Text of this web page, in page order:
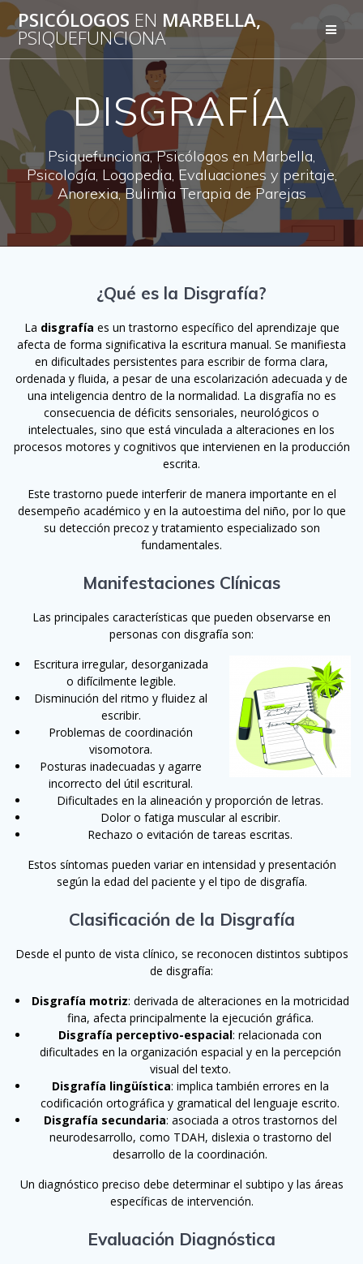
al
contenido
PSICÓLOGOS EN MARBELLA,
PSIQUEFUNCIONA
DISGRAFÍA
Psiquefunciona, Psicólogos en Marbella,
Psicología, Logopedia, Evaluaciones y peritaje,
Anorexia, Bulimia Terapia de Parejas
¿Qué es la Disgrafía?
La disgrafía es un trastorno específico del aprendizaje que
afecta de forma significativa la escritura manual. Se manifiesta
en dificultades persistentes para escribir de forma clara,
ordenada y fluida, a pesar de una escolarización adecuada y de
una inteligencia dentro de la normalidad. La disgrafía no es
consecuencia de déficits sensoriales, neurológicos o
intelectuales, sino que está vinculada a alteraciones en los
procesos motores y cognitivos que intervienen en la producción
escrita.
Este trastorno puede interferir de manera importante en el
desempeño académico y en la autoestima del niño, por lo que
su detección precoz y tratamiento especializado son
fundamentales.
Manifestaciones Clínicas
Las principales características que pueden observarse en
personas con disgrafía son:
Escritura irregular, desorganizada
o difícilmente legible.
Disminución del ritmo y fluidez al
escribir.
Problemas de coordinación
visomotora.
Posturas inadecuadas y agarre
incorrecto del útil escritural.
Dificultades en la alineación y proporción de letras.
Dolor o fatiga muscular al escribir.
Rechazo o evitación de tareas escritas.
Estos síntomas pueden variar en intensidad y presentación
según la edad del paciente y el tipo de disgrafía.
Clasificación de la Disgrafía
Desde el punto de vista clínico, se reconocen distintos subtipos
de disgrafía:
Disgrafía motriz: derivada de alteraciones en la motricidad
fina, afecta principalmente la ejecución gráfica.
Disgrafía perceptivo-espacial: relacionada con
dificultades en la organización espacial y en la percepción
visual del texto.
Disgrafía lingüística: implica también errores en la
codificación ortográfica y gramatical del lenguaje escrito.
Disgrafía secundaria: asociada a otros trastornos del
neurodesarrollo, como TDAH, dislexia o trastorno del
desarrollo de la coordinación.
Un diagnóstico preciso debe determinar el subtipo y las áreas
específicas de intervención.
Evaluación Diagnóstica